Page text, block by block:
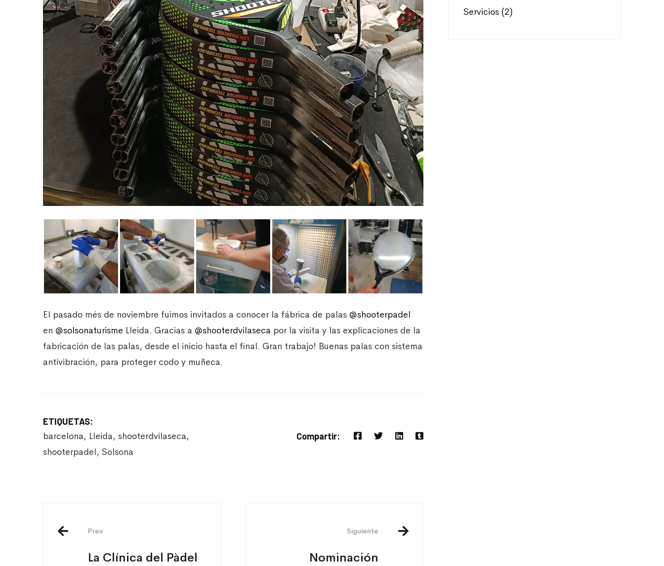
El pasado més de noviembre fuimos invitados a conocer la fábrica de palas @shooterpadel
en @solsonaturisme Lleida. Gracias a @shooterdvilaseca por la visita y las explicaciones de la
fabricación de las palas, desde el inicio hasta el final. Gran trabajo! Buenas palas con sistema
antivibración, para proteger codo y muñeca.
ETIQUETAS:
barcelona, Lleida, shooterdvilaseca,
shooterpadel, Solsona
Compartir:
Prev
La Clínica del Pàdel
Siguiente
Nominación
Servicios (2)